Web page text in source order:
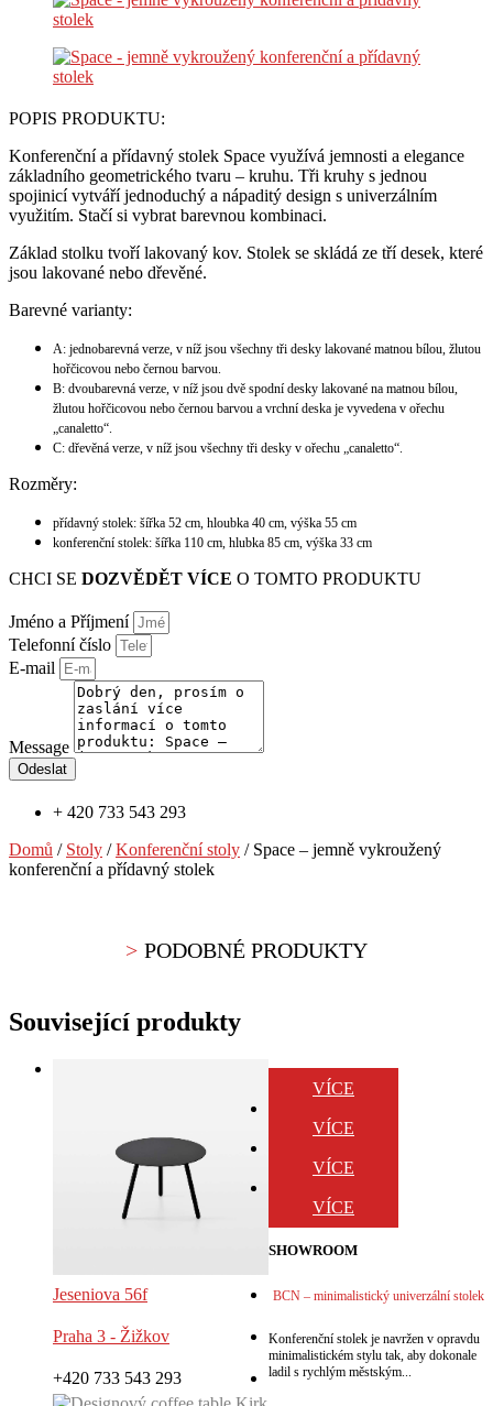
POPIS PRODUKTU:
Konferenční a přídavný stolek Space využívá jemnosti a elegance
základního geometrického tvaru – kruhu. Tři kruhy s jednou
spojinicí vytváří jednoduchý a nápaditý design s univerzálním
využitím. Stačí si vybrat barevnou kombinaci.
Základ stolku tvoří lakovaný kov. Stolek se skládá ze tří desek, které
jsou lakované nebo dřevěné.
Barevné varianty:
A: jednobarevná verze, v níž jsou všechny tři desky lakované matnou bílou, žlutou
hořčicovou nebo černou barvou.
B: dvoubarevná verze, v níž jsou dvě spodní desky lakované na matnou bílou,
žlutou hořčicovou nebo černou barvou a vrchní deska je vyvedena v ořechu
„canaletto“.
C: dřevěná verze, v níž jsou všechny tři desky v ořechu „canaletto“.
Rozměry:
přídavný stolek: šířka 52 cm, hloubka 40 cm, výška 55 cm
konferenční stolek: šířka 110 cm, hlubka 85 cm, výška 33 cm
CHCI SE DOZVĚDĚT VÍCE O TOMTO PRODUKTU
Jméno a Příjmení
Telefonní číslo
E-mail
Message
Odeslat
+ 420 733 543 293
Domů / Stoly /Konferenční stoly / Space – jemně vykroužený
konferenční a přídavný stolek
PODOBNÉ PRODUKTY
Související produkty
BCN – minimalistický univerzální stolek
Konferenční stolek je navržen v opravdu
minimalistickém stylu tak, aby dokonale
ladil s rychlým městským...
VÍCE
VÍCE
VÍCE
VÍCE
SHOWROOM
Jeseniova 56f
Praha 3 - Žižkov
+420 733 543 293